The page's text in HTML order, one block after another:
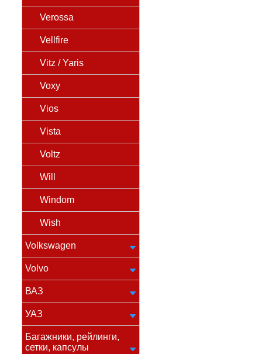
Verossa
Vellfire
Vitz / Yaris
Voxy
Vios
Vista
Voltz
Will
Windom
Wish
Volkswagen
Volvo
ВАЗ
УАЗ
Багажники, рейлинги,
сетки, капсулы